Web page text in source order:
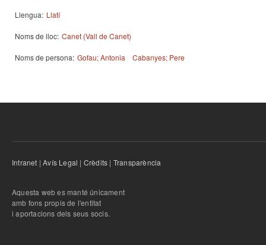
Llengua: Llatí
Noms de lloc: Canet (Vall de Canet)
Noms de persona: Gofau; Antonia Cabanyes; Pere
Intranet |Avís Legal | Crèdits | Transparència
Aquesta web es manté únicament
amb fons propis de l'entitat
i aportacions dels seus socis.